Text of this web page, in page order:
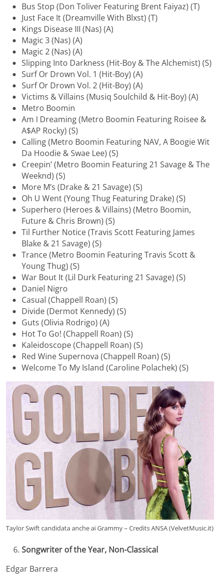
Bus Stop (Don Toliver Featuring Brent Faiyaz) (T)
Just Face It (Dreamville With Blxst) (T)
Kings Disease III (Nas) (A)
Magic 3 (Nas) (A)
Magic 2 (Nas) (A)
Slipping Into Darkness (Hit-Boy & The Alchemist) (S)
Surf Or Drown Vol. 1 (Hit-Boy) (A)
Surf Or Drown Vol. 2 (Hit-Boy) (A)
Victims & Villains (Musiq Soulchild & Hit-Boy) (A)
Metro Boomin
Am I Dreaming (Metro Boomin Featuring Roisee &
A$AP Rocky) (S)
Calling (Metro Boomin Featuring NAV, A Boogie Wit
Da Hoodie & Swae Lee) (S)
Creepin’ (Metro Boomin Featuring 21 Savage & The
Weeknd) (S)
More M’s (Drake & 21 Savage) (S)
Oh U Went (Young Thug Featuring Drake) (S)
Superhero (Heroes & Villains) (Metro Boomin,
Future & Chris Brown) (S)
Til Further Notice (Travis Scott Featuring James
Blake & 21 Savage) (S)
Trance (Metro Boomin Featuring Travis Scott &
Young Thug) (S)
War Bout It (Lil Durk Featuring 21 Savage) (S)
Daniel Nigro
Casual (Chappell Roan) (S)
Divide (Dermot Kennedy) (S)
Guts (Olivia Rodrigo) (A)
Hot To Go! (Chappell Roan) (S)
Kaleidoscope (Chappell Roan) (S)
Red Wine Supernova (Chappell Roan) (S)
Welcome To My Island (Caroline Polachek) (S)
Taylor Swift candidata anche ai Grammy – Credits ANSA (VelvetMusic.it)
Songwriter of the Year, Non-Classical
Edgar Barrera